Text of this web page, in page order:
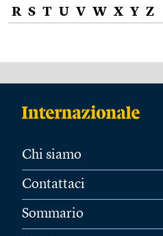
R S T U V W X Y Z
Chi siamo
Contattaci
Sommario